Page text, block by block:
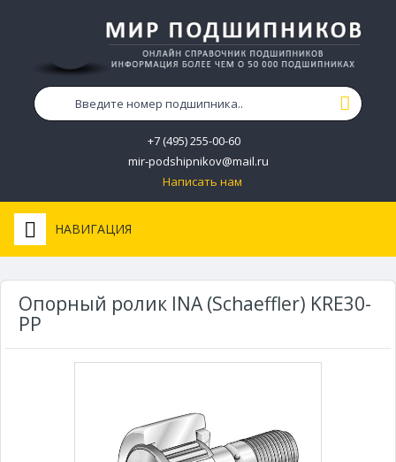
+7 (495) 255-00-60
mir-podshipnikov@mail.ru
Написать нам
НАВИГАЦИЯ
Опорный ролик INA (Schaeffler) KRE30-
PP